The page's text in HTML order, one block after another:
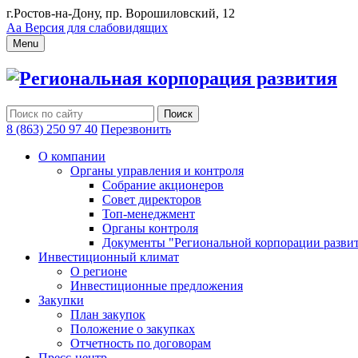
г.Ростов-на-Дону, пр. Ворошиловский, 12
Аа Версия для слабовидящих
Menu
Региональная корпорация развития
8 (863) 250 97 40 Перезвонить
О компании
Органы управления и контроля
Собрание акционеров
Совет директоров
Топ-менеджмент
Органы контроля
Документы "Региональной корпорации
Инвестиционный климат
О регионе
Инвестиционные предложения
Закупки
План закупок
Положение о закупках
Отчетность по договорам